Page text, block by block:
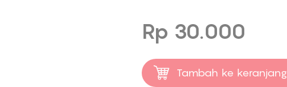
Rp 30.000
Tambah ke keranjang